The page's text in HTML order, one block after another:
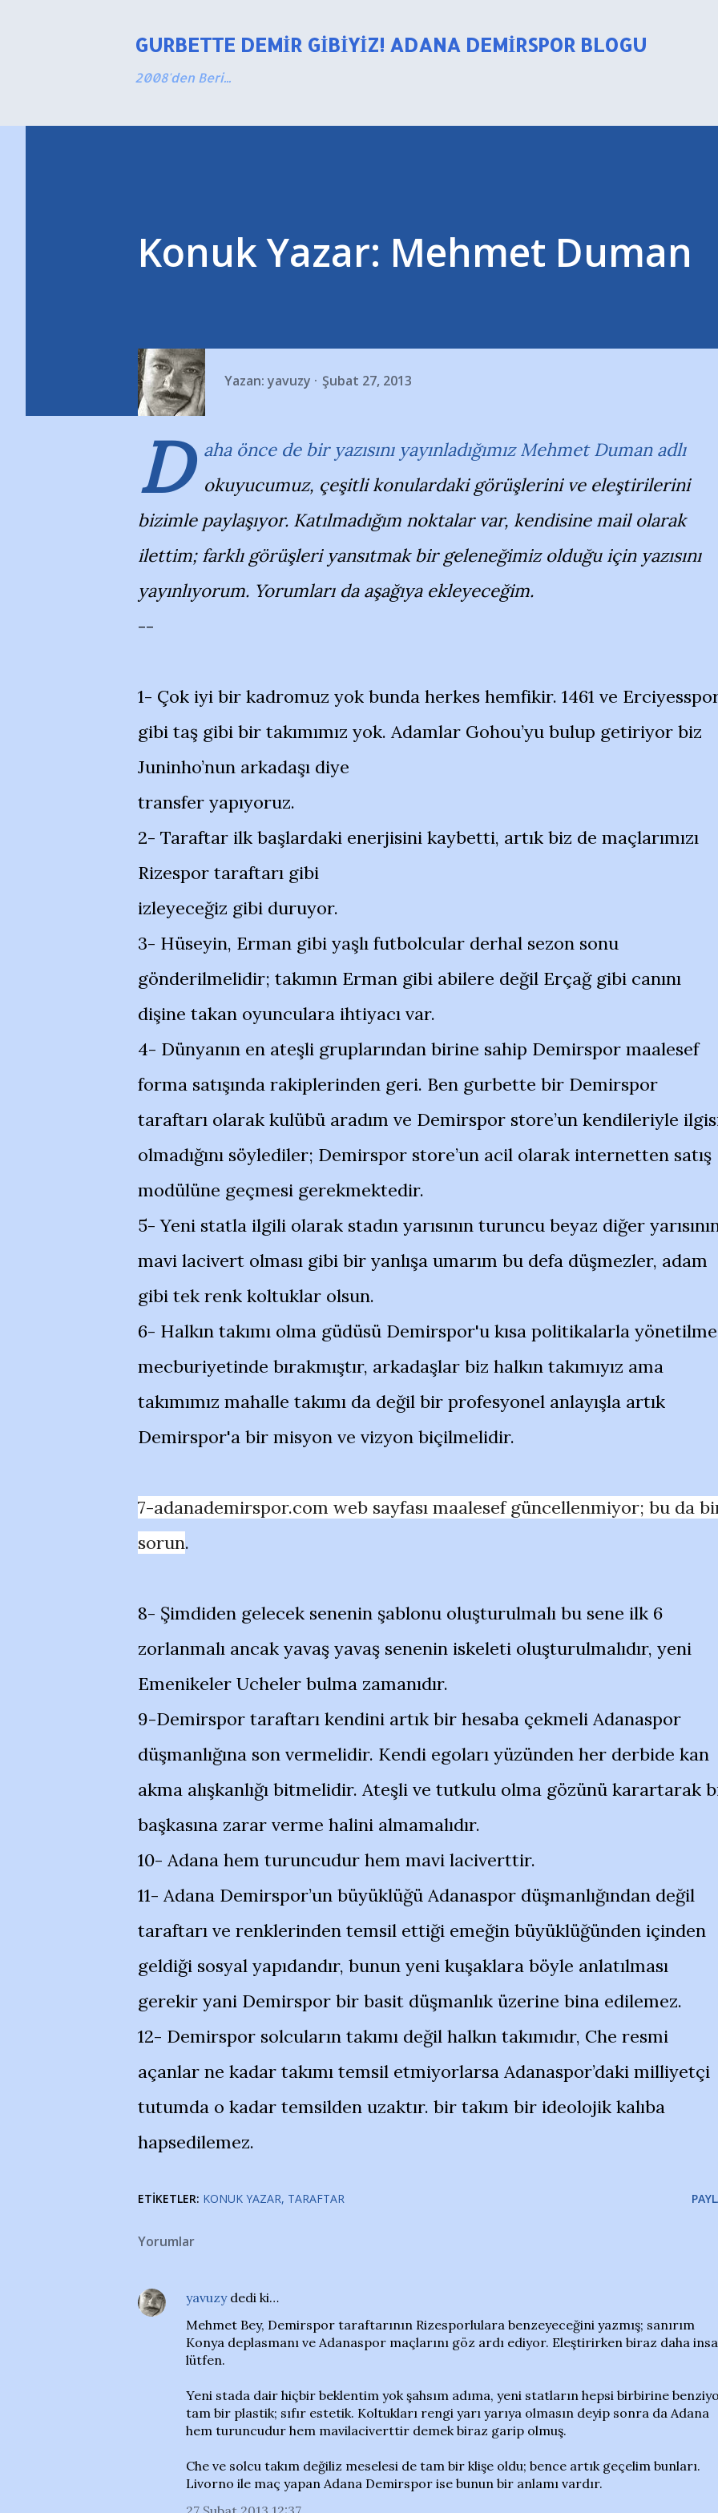
GURBETTE DEMIR GIBIYIZ! ADANA DEMIRSPOR BLOGU
2008'den Beri...
Konuk Yazar: Mehmet Duman
Yazan: yavuzy Şubat 27, 2013
D
aha önce de bir yazısını yayınladığımız Mehmet Duman adlı
okuyucumuz, çeşitli konulardaki görüşlerini ve eleştirilerini
bizimle paylaşıyor. Katılmadığım noktalar var, kendisine mail olarak
ilettim; farklı görüşleri yansıtmak bir geleneğimiz olduğu için yazısını
yayınlıyorum. Yorumları da aşağıya ekleyeceğim.
--
1- Çok iyi bir kadromuz yok bunda herkes hemfikir. 1461 ve
gibi taş gibi bir takımımız yok. Adamlar Gohou’yu bulup getiriyor biz
Juninho’nun arkadaşı diye
transfer yapıyoruz.
2- Taraftar ilk başlardaki enerjisini kaybetti, artık biz de maçlarımızı
Rizespor taraftarı gibi
izleyeceğiz gibi duruyor.
3- Hüseyin, Erman gibi yaşlı futbolcular derhal sezon sonu
gönderilmelidir; takımın Erman gibi abilere değil Erçağ gibi canını
dişine takan oyunculara ihtiyacı var.
4- Dünyanın en ateşli gruplarından birine sahip Demirspor maalesef
forma satışında rakiplerinden geri. Ben gurbette bir Demirspor
taraftarı olarak kulübü aradım ve Demirspor store’un kendileriyle
olmadığını söylediler; Demirspor store’un acil olarak internetten satış
modülüne geçmesi gerekmektedir.
5- Yeni statla ilgili olarak stadın yarısının turuncu beyaz diğer
mavi lacivert olması gibi bir yanlışa umarım bu defa düşmezler, adam
gibi tek renk koltuklar olsun.
6- Halkın takımı olma güdüsü Demirspor'u kısa politikalarla yönetilme
mecburiyetinde bırakmıştır, arkadaşlar biz halkın takımıyız ama
takımımız mahalle takımı da değil bir profesyonel anlayışla artık
Demirspor'a bir misyon ve vizyon biçilmelidir.
7-adanademirspor.com web sayfası maalesef güncellenmiyor; bu da
sorun.
8- Şimdiden gelecek senenin şablonu oluşturulmalı bu sene ilk 6
zorlanmalı ancak yavaş yavaş senenin iskeleti oluşturulmalıdır, yeni
Emenikeler Ucheler bulma zamanıdır.
9-Demirspor taraftarı kendini artık bir hesaba çekmeli Adanaspor
düşmanlığına son vermelidir. Kendi egoları yüzünden her derbide kan
akma alışkanlığı bitmelidir. Ateşli ve tutkulu olma gözünü karartarak
başkasına zarar verme halini almamalıdır.
10- Adana hem turuncudur hem mavi laciverttir.
11- Adana Demirspor’un büyüklüğü Adanaspor düşmanlığından değil
taraftarı ve renklerinden temsil ettiği emeğin büyüklüğünden içinden
geldiği sosyal yapıdandır, bunun yeni kuşaklara böyle anlatılması
gerekir yani Demirspor bir basit düşmanlık üzerine bina edilemez.
12- Demirspor solcuların takımı değil halkın takımıdır, Che resmi
açanlar ne kadar takımı temsil etmiyorlarsa Adanaspor’daki milliyetçi
tutumda o kadar temsilden uzaktır. bir takım bir ideolojik kalıba
hapsedilemez.
ETIKETLER: KONUK YAZAR TARAFTAR
Yorumlar
yavuzydedi ki…
Mehmet Bey, Demirspor taraftarının Rizesporlulara benzeyeceğini yazmış; sanırım
Konya deplasmanı ve Adanaspor maçlarını göz ardı ediyor. Eleştirirken biraz daha
lütfen.
Yeni stada dair hiçbir beklentim yok şahsım adıma, yeni statların hepsi birbirine
tam bir plastik; sıfır estetik. Koltukları rengi yarı yarıya olmasın deyip sonra da Adana
hem turuncudur hem mavilaciverttir demek biraz garip olmuş.
Che ve solcu takım değiliz meselesi de tam bir klişe oldu; bence artık geçelim bunları.
Livorno ile maç yapan Adana Demirspor ise bunun bir anlamı vardır.